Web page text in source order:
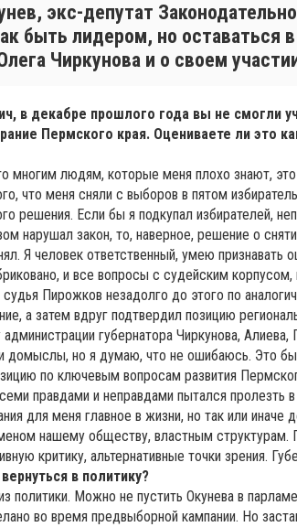
экс-депутат
быть лидером, но оставаться в
Чиркунова и о своем
в декабре прошлого года вы не смогли
Пермского края. Оцениваете ли это
многим людям, которые меня плохо знают,
что меня сняли с выборов в пятом
решения. Если бы я подкупал избирателей,
нарушал закон, то, наверное, решение о
Я человек ответственный, умею признавать
и все вопросы с судейским
Пирожков незадолго до этого по
а затем вдруг подтвердил позицию
губернатора Чиркунова, Алиева,
домыслы, но я думаю, что не ошибаюсь. Это
по ключевым вопросам развития
правдами и неправдами пытался пролезть
для меня главное в жизни, но так или иначе
нашему обществу, властным структурам.
критику, альтернативные точки зрения.
в политику?
политики. Можно не пустить Окунева в
во время предвыборной кампании. Но